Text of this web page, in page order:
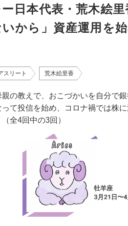
日本代表・荒木絵
から」資産運用を
スリート 荒木絵里香
の教えで、おこづかいを自分で
て投信を始め、コロナ禍では株
全4回中の3回）